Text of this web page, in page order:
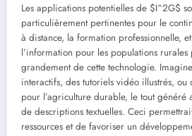
Les applications potentielles de $I^2G$
particulièrement pertinentes pour le
à distance, la formation professionnelle, et
l’information pour les populations
grandement de cette technologie.
interactifs, des tutoriels vidéo illustrés,
pour l’agriculture durable, le tout
de descriptions textuelles. Ceci
ressources et de favoriser un